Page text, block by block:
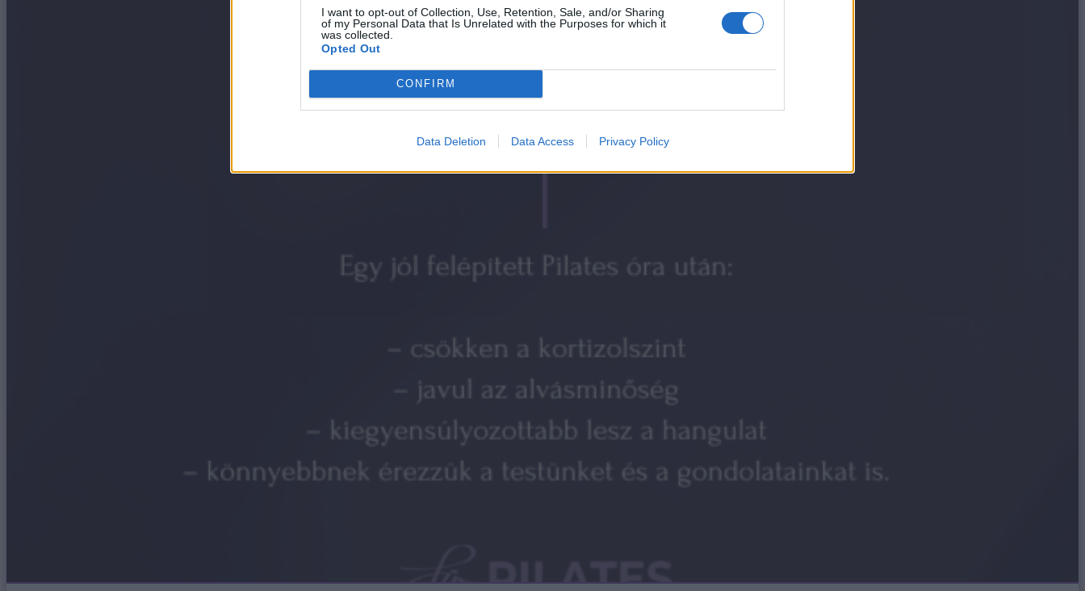
I want to opt-out of Collection, Use, Retention, Sale, and/or Sharing
of my Personal Data that Is Unrelated with the Purposes for which it
was collected.
Opted Out
CONFIRM
Data Deletion Data Access Privacy Policy